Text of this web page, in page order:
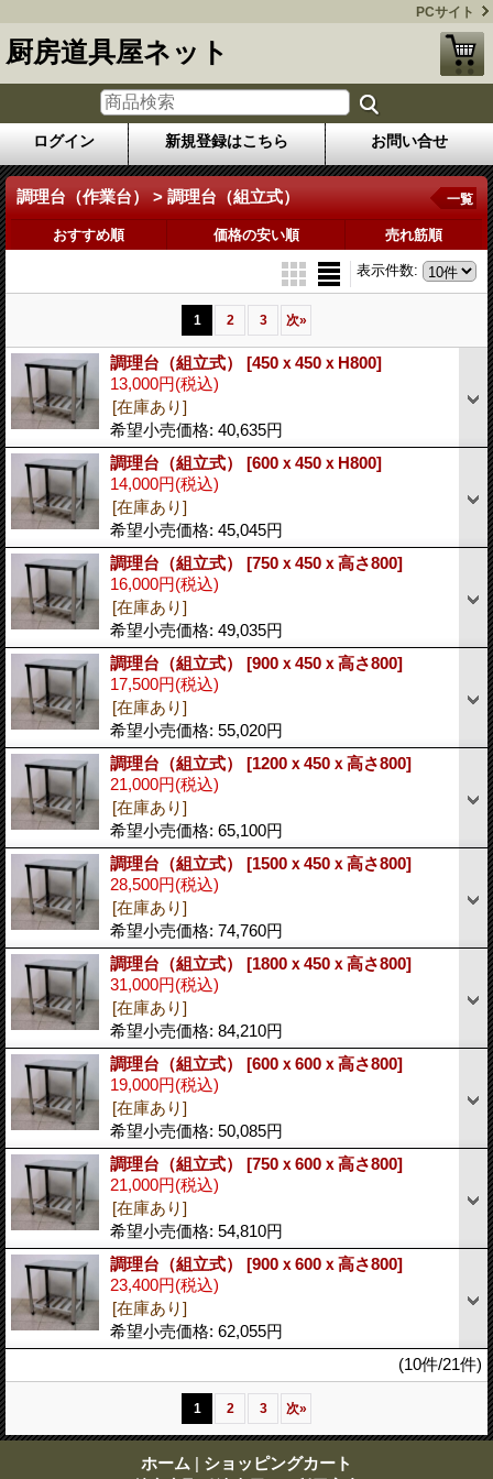
PCサイト
厨房道具屋ネット
ログイン 新規登録はこちら お問い合せ
調理台（作業台） > 調理台（組立式） 一覧
おすすめ順 価格の安い順 売れ筋順
表示件数:
1 2 3 次»
調理台（組立式） [450ｘ450ｘH800]
13,000円(税込)
[在庫あり]
希望小売価格: 40,635円
調理台（組立式） [600ｘ450ｘH800]
14,000円(税込)
[在庫あり]
希望小売価格: 45,045円
調理台（組立式） [750ｘ450ｘ高さ800]
16,000円(税込)
[在庫あり]
希望小売価格: 49,035円
調理台（組立式） [900ｘ450ｘ高さ800]
17,500円(税込)
[在庫あり]
希望小売価格: 55,020円
調理台（組立式） [1200ｘ450ｘ高さ800]
21,000円(税込)
[在庫あり]
希望小売価格: 65,100円
調理台（組立式） [1500ｘ450ｘ高さ800]
28,500円(税込)
[在庫あり]
希望小売価格: 74,760円
調理台（組立式） [1800ｘ450ｘ高さ800]
31,000円(税込)
[在庫あり]
希望小売価格: 84,210円
調理台（組立式） [600ｘ600ｘ高さ800]
19,000円(税込)
[在庫あり]
希望小売価格: 50,085円
調理台（組立式） [750ｘ600ｘ高さ800]
21,000円(税込)
[在庫あり]
希望小売価格: 54,810円
調理台（組立式） [900ｘ600ｘ高さ800]
23,400円(税込)
[在庫あり]
希望小売価格: 62,055円
(10件/21件)
1 2 3 次»
ホーム | ショッピングカート